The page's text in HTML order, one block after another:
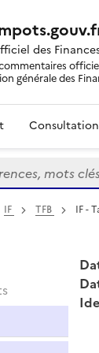
des
générale des
mots clés,
IF TFB IF -